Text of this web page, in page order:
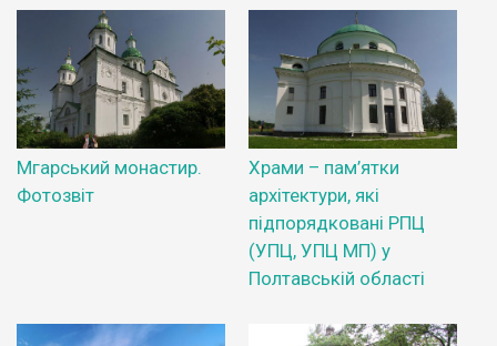
Мгарський монастир.
Фотозвіт
Храми – пам’ятки
архітектури, які
підпорядковані РПЦ
(УПЦ, УПЦ МП) у
Полтавській області